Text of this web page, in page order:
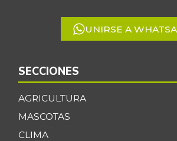
UNIRSE A
SECCIONES
AGRICULTURA
MASCOTAS
CLIMA